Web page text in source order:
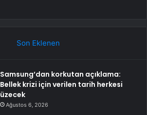
Son Eklenen
Samsung’dan korkutan açıklama:
Bellek krizi için verilen tarih herkesi
üzecek
Ağustos 6, 2026